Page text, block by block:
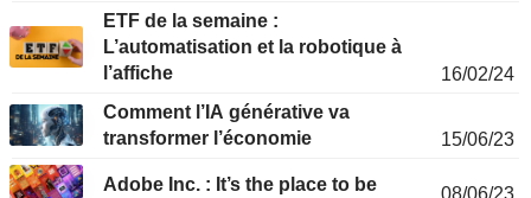
ETF de la semaine :
L’automatisation et la robotique à
l’affiche
16/02/24
Comment l’IA générative va
transformer l’économie
15/06/23
Adobe Inc. : It’s the place to be